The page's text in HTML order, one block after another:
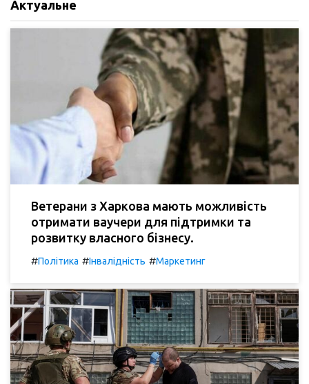
Актуальне
Ветерани з Харкова мають можливість
отримати ваучери для підтримки та
розвитку власного бізнесу.
#Політика #Інвалідність #Маркетинг